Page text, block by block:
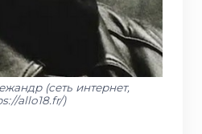
(сеть интернет,
allo18.fr/)